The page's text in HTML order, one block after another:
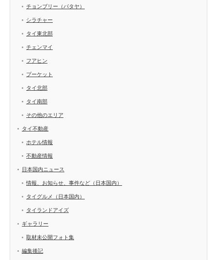
チョンブリー（パタヤ）
シラチャー
タイ東北部
チェンマイ
フアヒン
プーケット
タイ北部
タイ南部
その他のエリア
タイ不動産
ホテル情報
不動産情報
日本国内ニュース
情報、お知らせ、事件など（日本国内）
タイグルメ（日本国内）
タイランドアイズ
ギャラリー
取材未公開フォト集
編集後記